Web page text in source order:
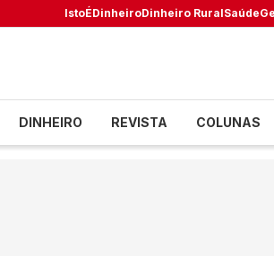
IstoÉDinheiroDinheiro RuralSaúde
DINHEIRO REVISTA COLUNAS